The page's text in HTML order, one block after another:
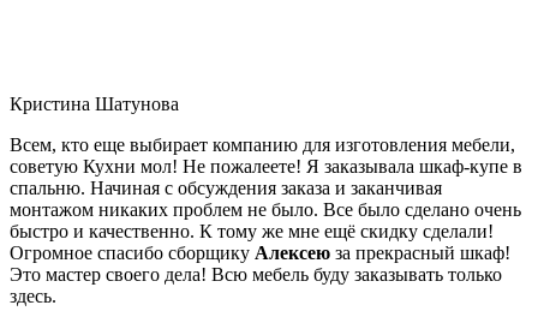
Кристина Шатунова
Всем, кто еще выбирает компанию для изготовления мебели,
советую Кухни мол! Не пожалеете! Я заказывала шкаф-купе в
спальню. Начиная с обсуждения заказа и заканчивая
монтажом никаких проблем не было. Все было сделано очень
быстро и качественно. К тому же мне ещё скидку сделали!
Огромное спасибо сборщику Алексею за прекрасный шкаф!
Это мастер своего дела! Всю мебель буду заказывать только
здесь.